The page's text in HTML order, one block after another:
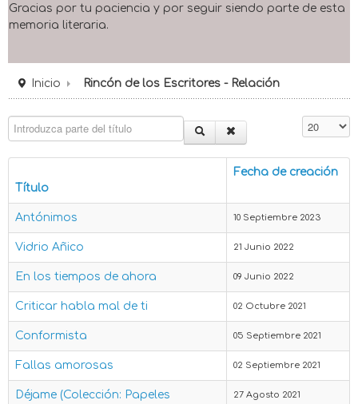
Gracias por tu paciencia y por seguir siendo parte de esta
memoria literaria.
Inicio Rincón de los Escritores - Relación
Introduzca parte del título
Título
Fecha de creación
Antónimos 10 Septiembre 2023
Vidrio Añico 21 Junio 2022
En los tiempos de ahora 09 Junio 2022
Criticar habla mal de ti 02 Octubre 2021
Conformista 05 Septiembre 2021
Fallas amorosas 02 Septiembre 2021
Déjame (Colección: Papeles
27 Agosto 2021